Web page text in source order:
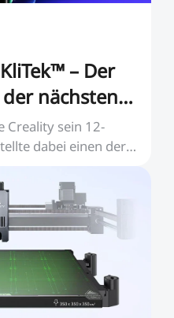
– Der
nächsten
Creality sein 12-
dabei einen der